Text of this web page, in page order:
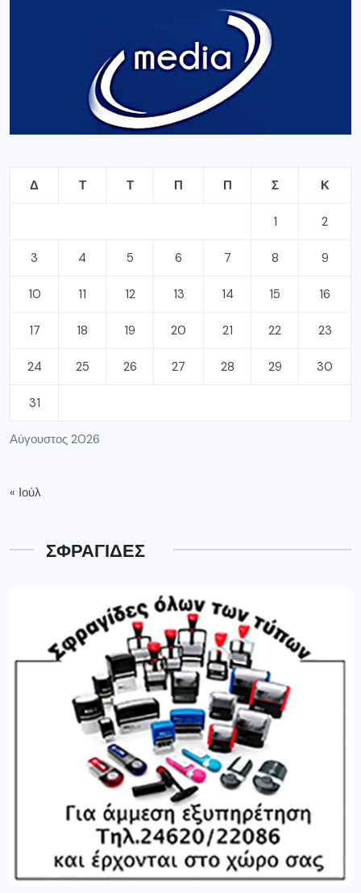
Αύγουστος 2026
Δ Τ Τ Π Π Σ Κ
1 2
3 4 5 6 7 8 9
10 11 12 13 14 15 16
17 18 19 20 21 22 23
24 25 26 27 28 29 30
31
« Ιούλ
ΣΦΡΑΓΙΔΕΣ